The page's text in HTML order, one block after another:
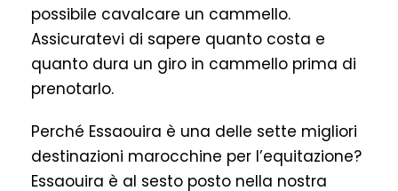
possibile cavalcare un cammello.
Assicuratevi di sapere quanto costa e
quanto dura un giro in cammello prima di
prenotarlo.
Perché Essaouira è una delle sette migliori
destinazioni marocchine per l’equitazione?
Essaouira è al sesto posto nella nostra